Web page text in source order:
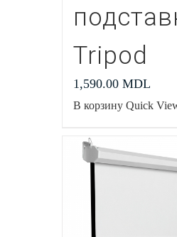
Tripod
1,590.00 MDL
В корзину Quick